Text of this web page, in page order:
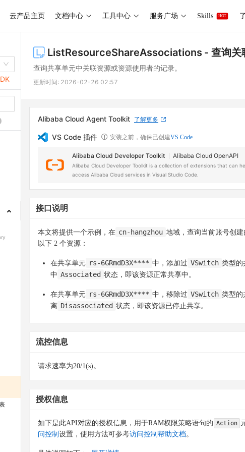
云产品主页 文档中心 工具中心 服务广场 Skills HOT
ListResourceShareAssociations - 查询关
查询共享单元中关联资源或资源使用者的记录。
更新时间: 2026-02-26 02:57
Alibaba Cloud Agent Toolkit 了解更多
VS Code 插件 安装之前，确保已创建VS Code
Alibaba Cloud Developer Toolkit Alibaba Cloud OpenAPI
Alibaba Cloud Developer Toolkit is a collection of extensions that can
access Alibaba Cloud services in Visual Studio Code.
接口说明
本文将提供一个示例，在 cn-hangzhou 地域，查询当前账号创
以下 2 个资源：
在共享单元 rs-6GRmdD3X**** 中，添加过 VSwitch 类型的
中 Associated 状态，即该资源正常共享中。
在共享单元 rs-6GRmdD3X**** 中，移除过 VSwitch 类型的
离 Disassociated 状态，即该资源已停止共享。
流控信息
请求速率为20/1(s)。
授权信息
如下是此API对应的授权信息，用于RAM权限策略语句的 Action
问控制 设置，使用方法可参考访问控制帮助文档。